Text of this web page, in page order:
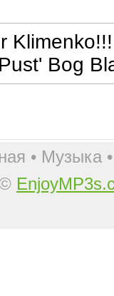
Bog
• Музыка